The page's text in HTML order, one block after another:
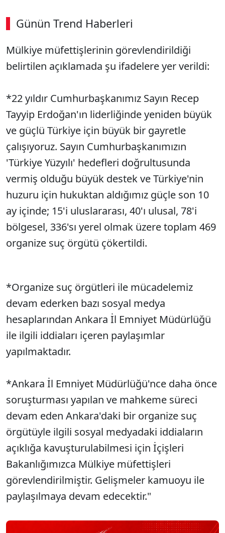
Günün Trend Haberleri
Mülkiye müfettişlerinin görevlendirildiği
belirtilen açıklamada şu ifadelere yer verildi:
*22 yıldır Cumhurbaşkanımız Sayın Recep
Tayyip Erdoğan'ın liderliğinde yeniden büyük
ve güçlü Türkiye için büyük bir gayretle
çalışıyoruz. Sayın Cumhurbaşkanımızın
'Türkiye Yüzyılı' hedefleri doğrultusunda
vermiş olduğu büyük destek ve Türkiye'nin
huzuru için hukuktan aldığımız güçle son 10
ay içinde; 15'i uluslararası, 40'ı ulusal, 78'i
bölgesel, 336'sı yerel olmak üzere toplam 469
organize suç örgütü çökertildi.
*Organize suç örgütleri ile mücadelemiz
devam ederken bazı sosyal medya
hesaplarından Ankara İl Emniyet Müdürlüğü
ile ilgili iddiaları içeren paylaşımlar
yapılmaktadır.
*Ankara İl Emniyet Müdürlüğü'nce daha önce
soruşturması yapılan ve mahkeme süreci
devam eden Ankara'daki bir organize suç
örgütüyle ilgili sosyal medyadaki iddiaların
açıklığa kavuşturulabilmesi için İçişleri
Bakanlığımızca Mülkiye müfettişleri
görevlendirilmiştir. Gelişmeler kamuoyu ile
paylaşılmaya devam edecektir."